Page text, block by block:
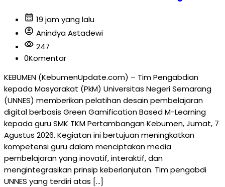
calendar_month 19 jam yang lalu
account_circle Anindya Astadewi
visibility 247
0Komentar
KEBUMEN (KebumenUpdate.com) – Tim Pengabdian
kepada Masyarakat (PkM) Universitas Negeri Semarang
(UNNES) memberikan pelatihan desain pembelajaran
digital berbasis Green Gamification Based M-Learning
kepada guru SMK TKM Pertambangan Kebumen, Jumat, 7
Agustus 2026. Kegiatan ini bertujuan meningkatkan
kompetensi guru dalam menciptakan media
pembelajaran yang inovatif, interaktif, dan
mengintegrasikan prinsip keberlanjutan. Tim pengabdi
UNNES yang terdiri atas […]